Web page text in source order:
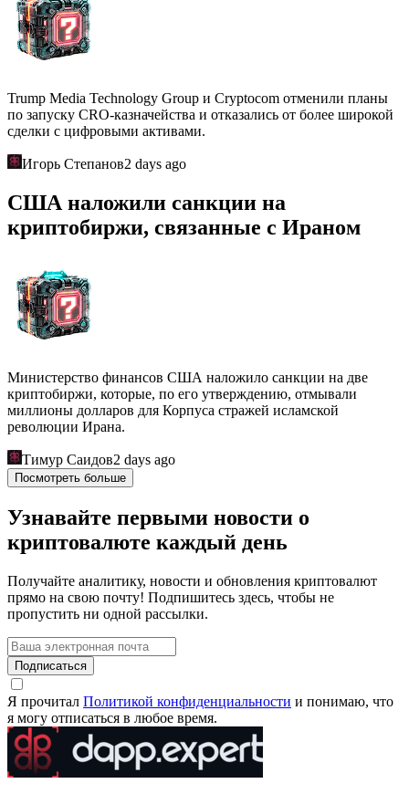
Trump Media Technology Group и Cryptocom отменили планы
по запуску CRO-казначейства и отказались от более широкой
сделки с цифровыми активами.
Игорь Степанов2 days ago
США наложили санкции на
криптобиржи, связанные с Ираном
Министерство финансов США наложило санкции на две
криптобиржи, которые, по его утверждению, отмывали
миллионы долларов для Корпуса стражей исламской
революции Ирана.
Тимур Саидов2 days ago
Посмотреть больше
Узнавайте первыми новости о
криптовалюте каждый день
Получайте аналитику, новости и обновления криптовалют
прямо на свою почту! Подпишитесь здесь, чтобы не
пропустить ни одной рассылки.
Подписаться
Я прочитал Политикой конфиденциальности и понимаю, что
я могу отписаться в любое время.